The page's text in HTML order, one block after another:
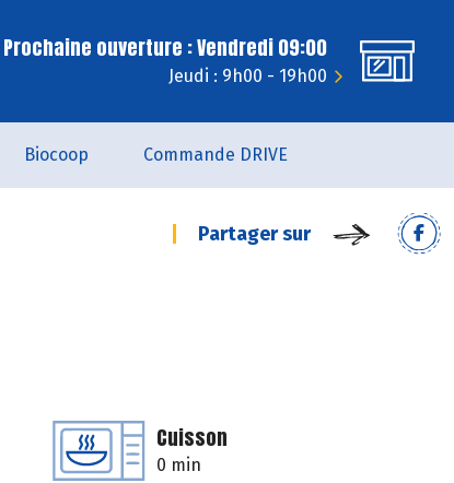
Prochaine ouverture : Vendredi 09:00
Jeudi : 9h00 - 19h00
Biocoop Commande DRIVE
Partager sur
Cuisson
0 min